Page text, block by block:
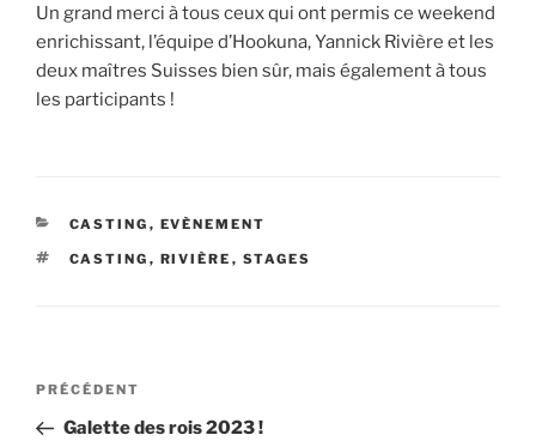
Un grand merci à tous ceux qui ont permis ce weekend
enrichissant, l’équipe d’Hookuna, Yannick Rivière et les
deux maîtres Suisses bien sûr, mais également à tous
les participants !
CATÉGORIES
CASTING , EVÈNEMENT
ÉTIQUETTES
CASTING , RIVIÈRE , STAGES
Navigation
Article
précédent
PRÉCÉDENT
Galette des rois 2023 !